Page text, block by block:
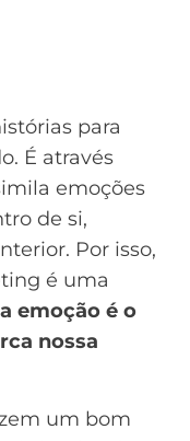
para
É através
emoções
de si,
Por isso,
é uma
emoção é o
nossa
um bom